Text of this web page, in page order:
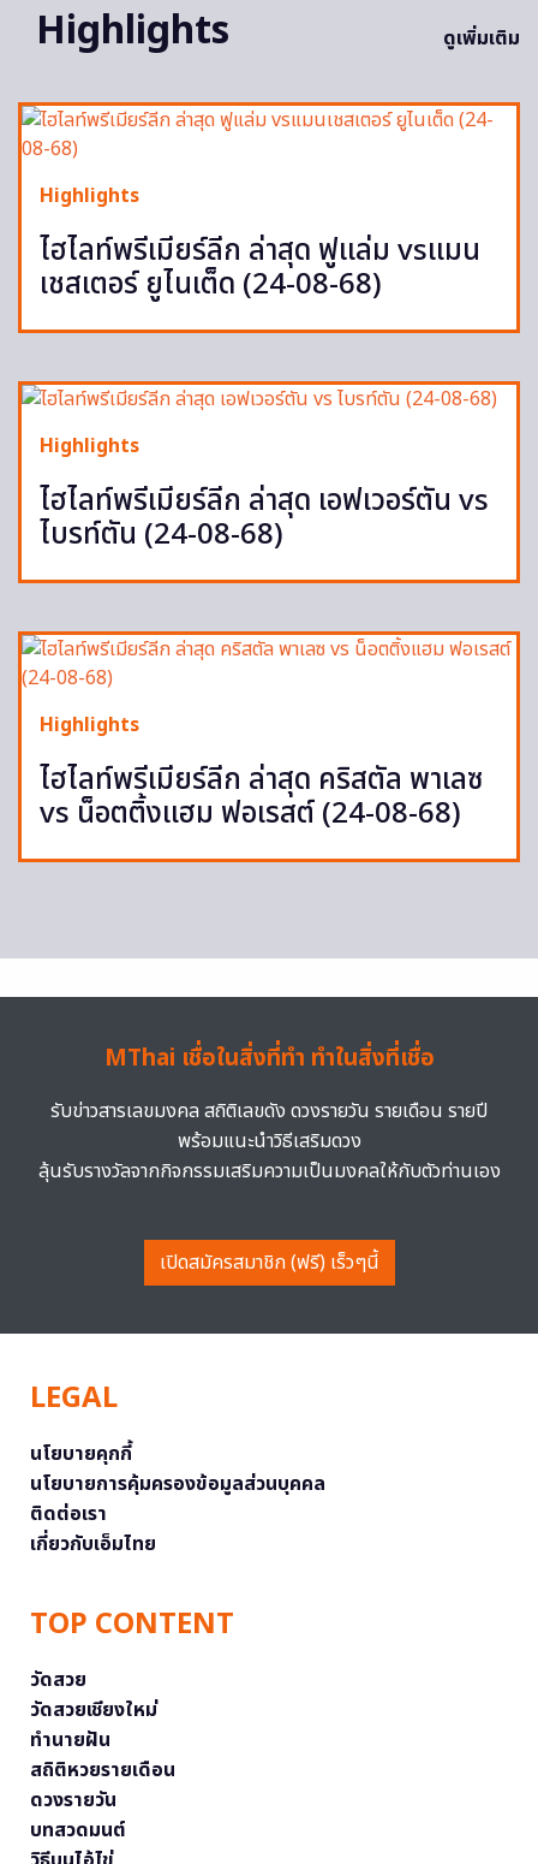
Highlights ดูเพิ่มเติม
Highlights
ไฮไลท์พรีเมียร์ลีก ล่าสุด ฟูแล่ม vsแมน
เชสเตอร์ ยูไนเต็ด (24-08-68)
Highlights
ไฮไลท์พรีเมียร์ลีก ล่าสุด เอฟเวอร์ตัน vs
ไบรท์ตัน (24-08-68)
Highlights
ไฮไลท์พรีเมียร์ลีก ล่าสุด คริสตัล พาเลซ
vs น็อตติ้งแฮม ฟอเรสต์ (24-08-68)
MThai เชื่อในสิ่งที่ทำ ทำในสิ่งที่เชื่อ
รับข่าวสารเลขมงคล สถิติเลขดัง ดวงรายวัน รายเดือน รายปี
พร้อมแนะนำวิธีเสริมดวง
ลุ้นรับรางวัลจากกิจกรรมเสริมความเป็นมงคลให้กับตัวท่านเอง
เปิดสมัครสมาชิก (ฟรี) เร็วๆนี้
LEGAL
นโยบายคุกกี้
นโยบายการคุ้มครองข้อมูลส่วนบุคคล
ติดต่อเรา
เกี่ยวกับเอ็มไทย
TOP CONTENT
วัดสวย
วัดสวยเชียงใหม่
ทำนายฝัน
สถิติหวยรายเดือน
ดวงรายวัน
บทสวดมนต์